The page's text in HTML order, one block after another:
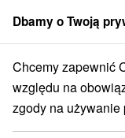
członek grupySorger
prenájom Východné
Chaty na
Dbamy o Twoją
Chcemy zapewnić
względu na
zgody na używanie